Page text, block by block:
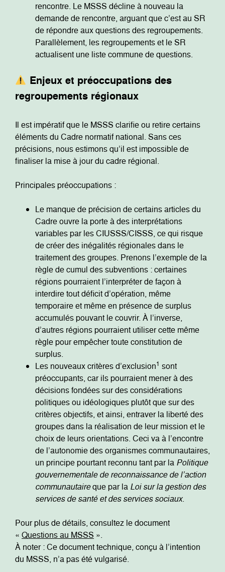
rencontre. Le MSSS décline à nouveau la
demande de rencontre, arguant que c’est au SR
de répondre aux questions des regroupements.
Parallèlement, les regroupements et le SR
actualisent une liste commune de questions.
Enjeux et préoccupations des
regroupements régionaux
Il est impératif que le MSSS clarifie ou retire certains
éléments du Cadre normatif national. Sans ces
précisions, nous estimons qu’il est impossible de
finaliser la mise à jour du cadre régional.
Principales préoccupations :
Le manque de précision de certains articles du
Cadre ouvre la porte à des interprétations
variables par les CIUSSS/CISSS, ce qui risque
de créer des inégalités régionales dans le
traitement des groupes. Prenons l’exemple de la
règle de cumul des subventions : certaines
régions pourraient l’interpréter de façon à
interdire tout déficit d’opération, même
temporaire et même en présence de surplus
accumulés pouvant le couvrir. À l’inverse,
d’autres régions pourraient utiliser cette même
règle pour empêcher toute constitution de
surplus.
Les nouveaux critères d’exclusion1 sont
préoccupants, car ils pourraient mener à des
décisions fondées sur des considérations
politiques ou idéologiques plutôt que sur des
critères objectifs, et ainsi, entraver la liberté des
groupes dans la réalisation de leur mission et le
choix de leurs orientations. Ceci va à l’encontre
de l’autonomie des organismes communautaires,
un principe pourtant reconnu tant par la Politique
gouvernementale de reconnaissance de l’action
communautaireque par la Loi sur la gestion des
services de santé et des services sociaux.
Pour plus de détails, consultez le document
« Questions au MSSS ».
À noter : Ce document technique, conçu à l’intention
du MSSS, n’a pas été vulgarisé.